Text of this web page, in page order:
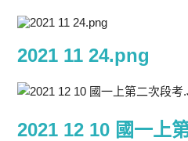
2021 11 24.png
2021 12 10 國一上